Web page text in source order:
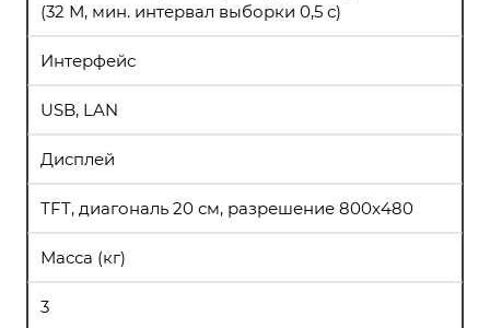
(32 М, мин. интервал выборки 0,5 с)
Интерфейс
USB, LAN
Дисплей
TFT, диагональ 20 см, разрешение 800х480
Масса (кг)
3